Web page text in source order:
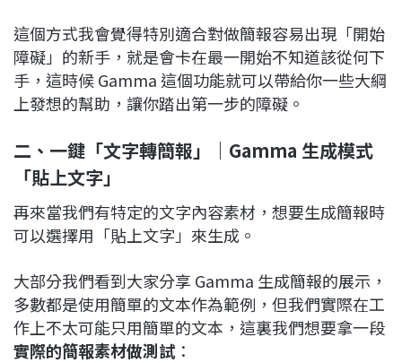
這個方式我會覺得特別適合對做簡報容易出現「開始
障礙」的新手，就是會卡在最一開始不知道該從何下
手，這時候 Gamma 這個功能就可以帶給你一些大綱
上發想的幫助，讓你踏出第一步的障礙。
二、一鍵「文字轉簡報」｜Gamma 生成模式
「貼上文字」
再來當我們有特定的文字內容素材，想要生成簡報時
可以選擇用「貼上文字」來生成。
大部分我們看到大家分享 Gamma 生成簡報的展示，
多數都是使用簡單的文本作為範例，但我們實際在工
作上不太可能只用簡單的文本，這裏我們想要拿一段
實際的簡報素材做測試：